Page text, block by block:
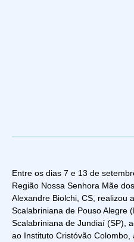
Entre os dias 7 e 13 de
Região Nossa Senhora Mãe
Alexandre Biolchi, CS, realizou
Scalabriniana de Pouso Alegre
Scalabriniana de Jundiaí (SP),
ao Instituto Cristóvão Colombo,